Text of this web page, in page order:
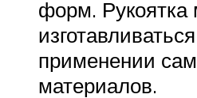
форм. Рукоятка
применении
материалов.